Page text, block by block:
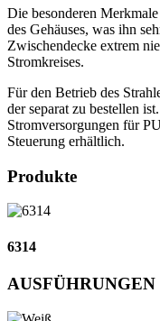
Die besonderen
des Gehäuses, was ihn
Zwischendecke extrem
Stromkreises.
Für den Betrieb des
der separat zu bestellen
Stromversorgungen für
Steuerung erhältlich.
Produkte
6314
AUSFÜHRUNGEN